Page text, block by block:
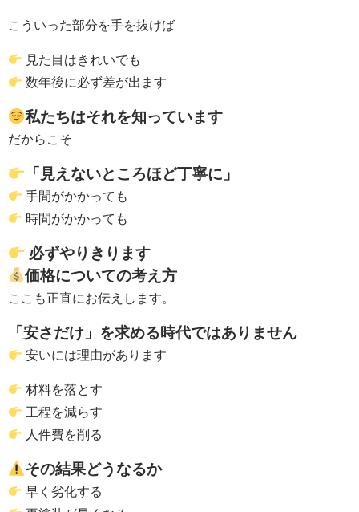
こういった部分を手を抜けば
見た目はきれいでも
数年後に必ず差が出ます
私たちはそれを知っています
だからこそ
「見えないところほど丁寧に」
手間がかかっても
時間がかかっても
必ずやりきります
価格についての考え方
ここも正直にお伝えします。
「安さだけ」を求める時代ではありません
安いには理由があります
材料を落とす
工程を減らす
人件費を削る
その結果どうなるか
早く劣化する